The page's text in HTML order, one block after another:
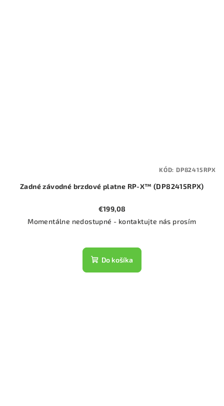
Zadné závodné brzdové platne RP-X™ (DP82415RPX)
€199,08
Momentálne nedostupné - kontaktujte nás prosím
Do košíka
KÓD: DP82415RPX